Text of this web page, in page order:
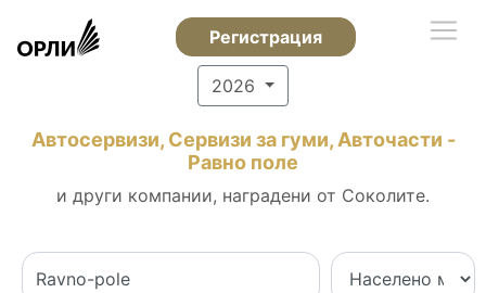
Регистрация
2026
Автосервизи, Сервизи за гуми, Авточасти -
Равно поле
и други компании, наградени от Соколите.